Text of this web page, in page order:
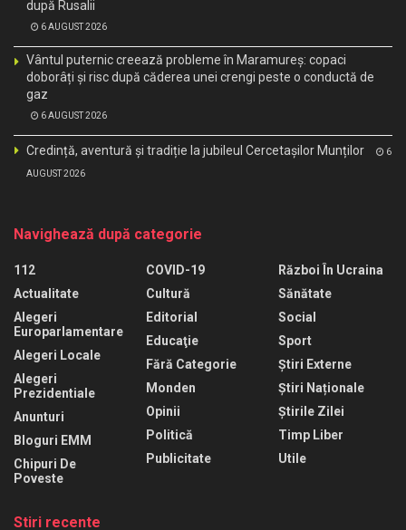
după Rusalii
6 AUGUST 2026
Vântul puternic creează probleme în Maramureș: copaci
doborâți și risc după căderea unei crengi peste o conductă de
gaz
6 AUGUST 2026
Credință, aventură și tradiție la jubileul Cercetașilor Munților 6
AUGUST 2026
Navighează după categorie
112
Actualitate
Alegeri
Europarlamentare
Alegeri Locale
Alegeri
Prezidentiale
Anunturi
Bloguri EMM
Chipuri De
Poveste
COVID-19
Cultură
Editorial
Educaţie
Fără Categorie
Monden
Opinii
Politică
Publicitate
Război În Ucraina
Sănătate
Social
Sport
Știri Externe
Știri Naționale
Știrile Zilei
Timp Liber
Utile
Stiri recente